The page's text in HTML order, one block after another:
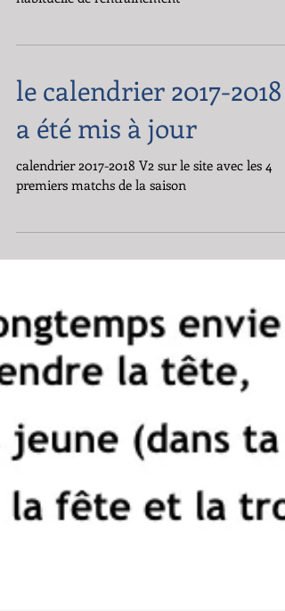
le calendrier 2017-2018
a été mis à jour
calendrier 2017-2018 V2 sur le site avec les 4